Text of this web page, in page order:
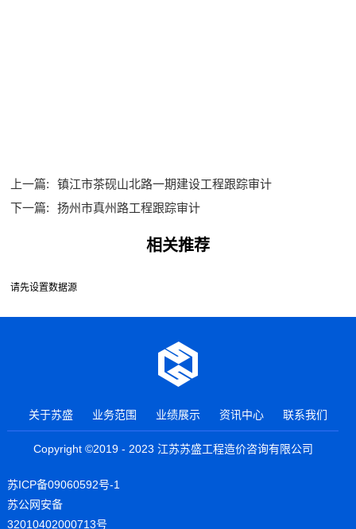
上一篇:
镇江市茶砚山北路一期建设工程跟踪审计
下一篇:
扬州市真州路工程跟踪审计
相关推荐
请先设置数据源
关于苏盛 业务范围 业绩展示 资讯中心 联系我们
Copyright ©2019 - 2023 江苏苏盛工程造价咨询有限公司
苏ICP备09060592号-1
苏公网安备
32010402000713号